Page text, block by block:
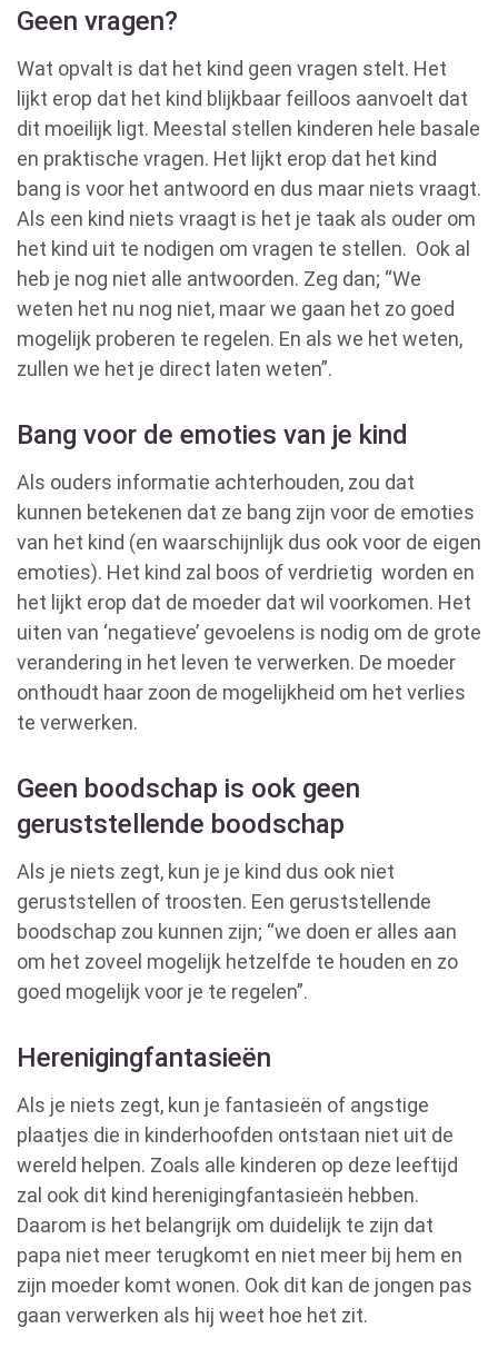
Geen vragen?
Wat opvalt is dat het kind geen vragen stelt. Het
lijkt erop dat het kind blijkbaar feilloos aanvoelt dat
dit moeilijk ligt. Meestal stellen kinderen hele basale
en praktische vragen. Het lijkt erop dat het kind
bang is voor het antwoord en dus maar niets vraagt.
Als een kind niets vraagt is het je taak als ouder om
het kind uit te nodigen om vragen te stellen. Ook al
heb je nog niet alle antwoorden. Zeg dan; “We
weten het nu nog niet, maar we gaan het zo goed
mogelijk proberen te regelen. En als we het weten,
zullen we het je direct laten weten”.
Bang voor de emoties van je kind
Als ouders informatie achterhouden, zou dat
kunnen betekenen dat ze bang zijn voor de emoties
van het kind (en waarschijnlijk dus ook voor de eigen
emoties). Het kind zal boos of verdrietig worden en
het lijkt erop dat de moeder dat wil voorkomen. Het
uiten van ‘negatieve’ gevoelens is nodig om de grote
verandering in het leven te verwerken. De moeder
onthoudt haar zoon de mogelijkheid om het verlies
te verwerken.
Geen boodschap is ook geen
geruststellende boodschap
Als je niets zegt, kun je je kind dus ook niet
geruststellen of troosten. Een geruststellende
boodschap zou kunnen zijn; “we doen er alles aan
om het zoveel mogelijk hetzelfde te houden en zo
goed mogelijk voor je te regelen”.
Herenigingfantasieën
Als je niets zegt, kun je fantasieën of angstige
plaatjes die in kinderhoofden ontstaan niet uit de
wereld helpen. Zoals alle kinderen op deze leeftijd
zal ook dit kind herenigingfantasieën hebben.
Daarom is het belangrijk om duidelijk te zijn dat
papa niet meer terugkomt en niet meer bij hem en
zijn moeder komt wonen. Ook dit kan de jongen pas
gaan verwerken als hij weet hoe het zit.